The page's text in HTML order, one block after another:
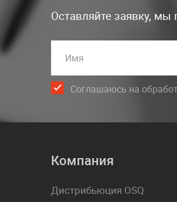
Оставляйте заявку,
Имя
Соглашаюсь на
Компания
Дистрибьюция OSQ